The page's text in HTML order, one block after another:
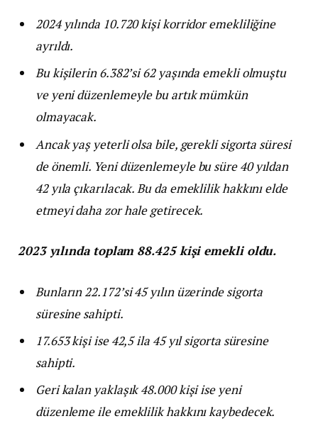
2024 yılında 10.720 kişi korridor emekliliğine
ayrıldı.
Bu kişilerin 6.382’si 62 yaşında emekli olmuştu
ve yeni düzenlemeyle bu artık mümkün
olmayacak.
Ancak yaş yeterli olsa bile, gerekli sigorta süresi
de önemli. Yeni düzenlemeyle bu süre 40 yıldan
42 yıla çıkarılacak. Bu da emeklilik hakkını elde
etmeyi daha zor hale getirecek.
2023 yılında toplam 88.425 kişi emekli oldu.
Bunların 22.172’si 45 yılın üzerinde sigorta
süresine sahipti.
17.653 kişi ise 42,5 ila 45 yıl sigorta süresine
sahipti.
Geri kalan yaklaşık 48.000 kişi ise yeni
düzenleme ile emeklilik hakkını kaybedecek.